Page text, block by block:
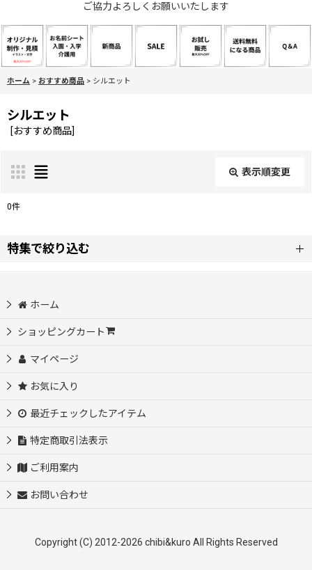
ご協力よろしくお願いいたします
ホーム > おすすめ商品 > シルエット
シルエット
[おすすめ商品]
表示順変更
0件
特集で絞り込む
初めての方におすすめ♪サイズ選び不要
自分だけのオリジナルを作ってみよう♪
お名前シート【入園・入学・介護等】
【SALE】
【SALE】カッティングシート
ホーム
ショッピングカート
マイページ
お気に入り
最近チェックしたアイテム
特定商取引法表示
ご利用案内
お問い合わせ
Copyright (C) 2012-2026 chibi&kuro All Rights Reserved